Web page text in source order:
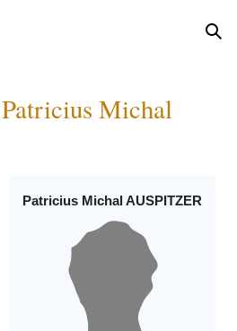
Michal
Patricius Michal AUSPITZER